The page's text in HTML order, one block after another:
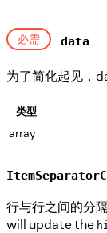
必需 data
为了简化起见，
类型
array
行与行之间的分
will update the